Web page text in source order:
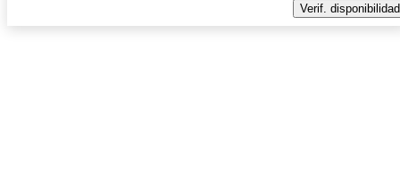
Verif. disponibilidad